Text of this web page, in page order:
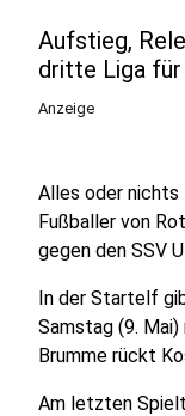
Aufstieg,
dritte Liga
Anzeige
Alles oder
Fußballer von
gegen den SSV
In der Startelf
Samstag (9.
Brumme rückt
Am letzten